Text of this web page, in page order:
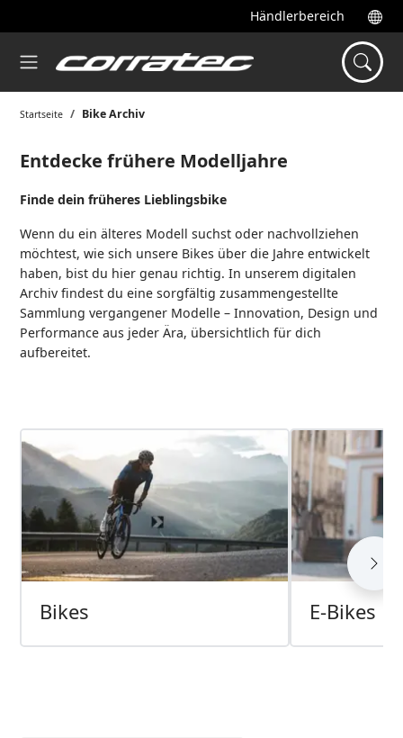
Händlerbereich
Startseite Bike Archiv
Entdecke frühere Modelljahre
Finde dein früheres Lieblingsbike
Wenn du ein älteres Modell suchst oder nachvollziehen
möchtest, wie sich unsere Bikes über die Jahre entwickelt
haben, bist du hier genau richtig. In unserem digitalen
Archiv findest du eine sorgfältig zusammengestellte
Sammlung vergangener Modelle – Innovation, Design und
Performance aus jeder Ära, übersichtlich für dich
aufbereitet.
Bikes E-Bikes